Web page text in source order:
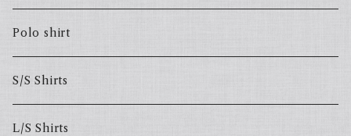
Polo shirt
S/S Shirts
L/S Shirts